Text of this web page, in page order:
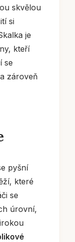
skvělou
si
je
kteří
se
zároveň
pyšní
které
se
úrovní,